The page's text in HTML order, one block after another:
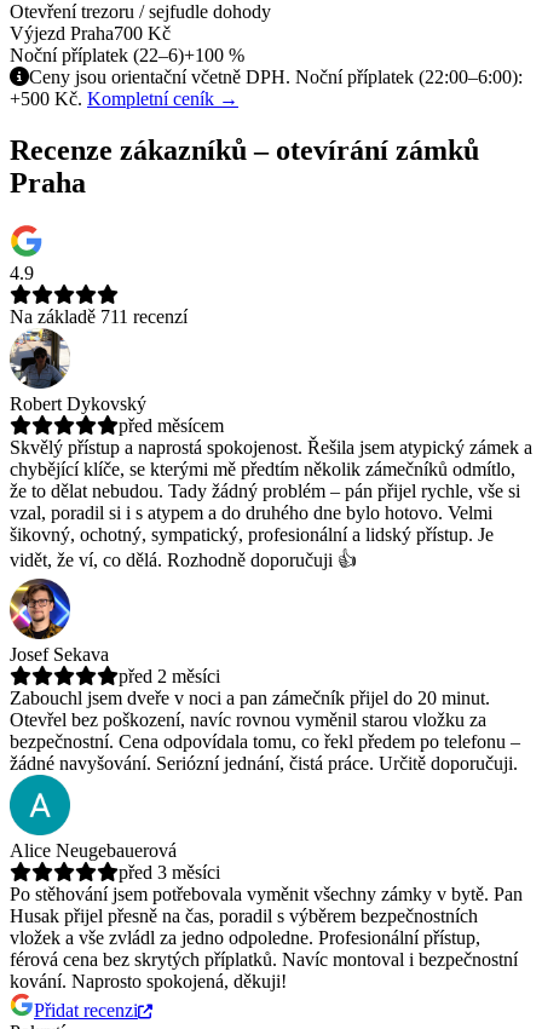
Otevření trezoru / sejfudle dohody
Výjezd Praha700 Kč
Noční příplatek (22–6)+100 %
Ceny jsou orientační včetně DPH. Noční příplatek (22:00–6:00):
+500 Kč. Kompletní ceník →
Recenze zákazníků – otevírání zámků
Praha
4.9
Na základě 711 recenzí
Robert Dykovský
před měsícem
Skvělý přístup a naprostá spokojenost. Řešila jsem atypický zámek a
chybějící klíče, se kterými mě předtím několik zámečníků odmítlo,
že to dělat nebudou. Tady žádný problém – pán přijel rychle, vše si
vzal, poradil si i s atypem a do druhého dne bylo hotovo. Velmi
šikovný, ochotný, sympatický, profesionální a lidský přístup. Je
vidět, že ví, co dělá. Rozhodně doporučuji 👍
Josef Sekava
před 2 měsíci
Zabouchl jsem dveře v noci a pan zámečník přijel do 20 minut.
Otevřel bez poškození, navíc rovnou vyměnil starou vložku za
bezpečnostní. Cena odpovídala tomu, co řekl předem po telefonu –
žádné navyšování. Seriózní jednání, čistá práce. Určitě doporučuji.
Alice Neugebauerová
před 3 měsíci
Po stěhování jsem potřebovala vyměnit všechny zámky v bytě. Pan
Husak přijel přesně na čas, poradil s výběrem bezpečnostních
vložek a vše zvládl za jedno odpoledne. Profesionální přístup,
férová cena bez skrytých příplatků. Navíc montoval i bezpečnostní
kování. Naprosto spokojená, děkuji!
Přidat recenzi